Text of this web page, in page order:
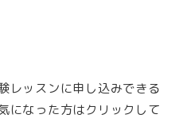
レッスンに申し込みできる
になった方はクリックして